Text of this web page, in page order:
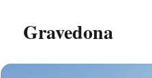
Gravedona